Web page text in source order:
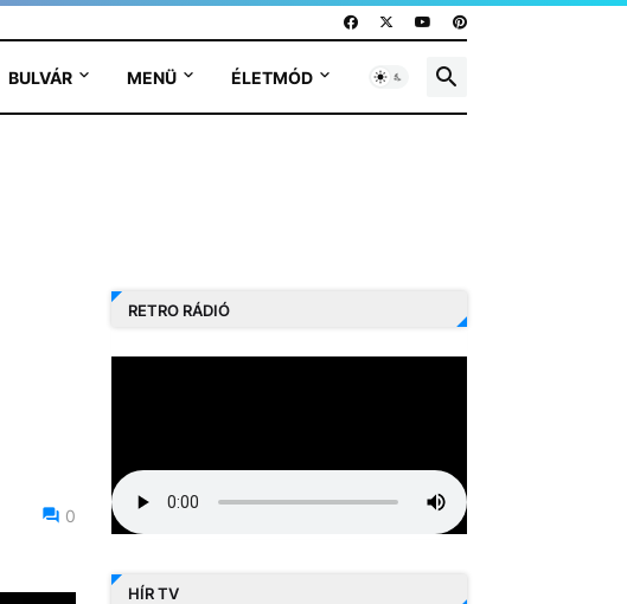
BULVÁR MENÜ ÉLETMÓD
0
RETRO RÁDIÓ
HÍR TV